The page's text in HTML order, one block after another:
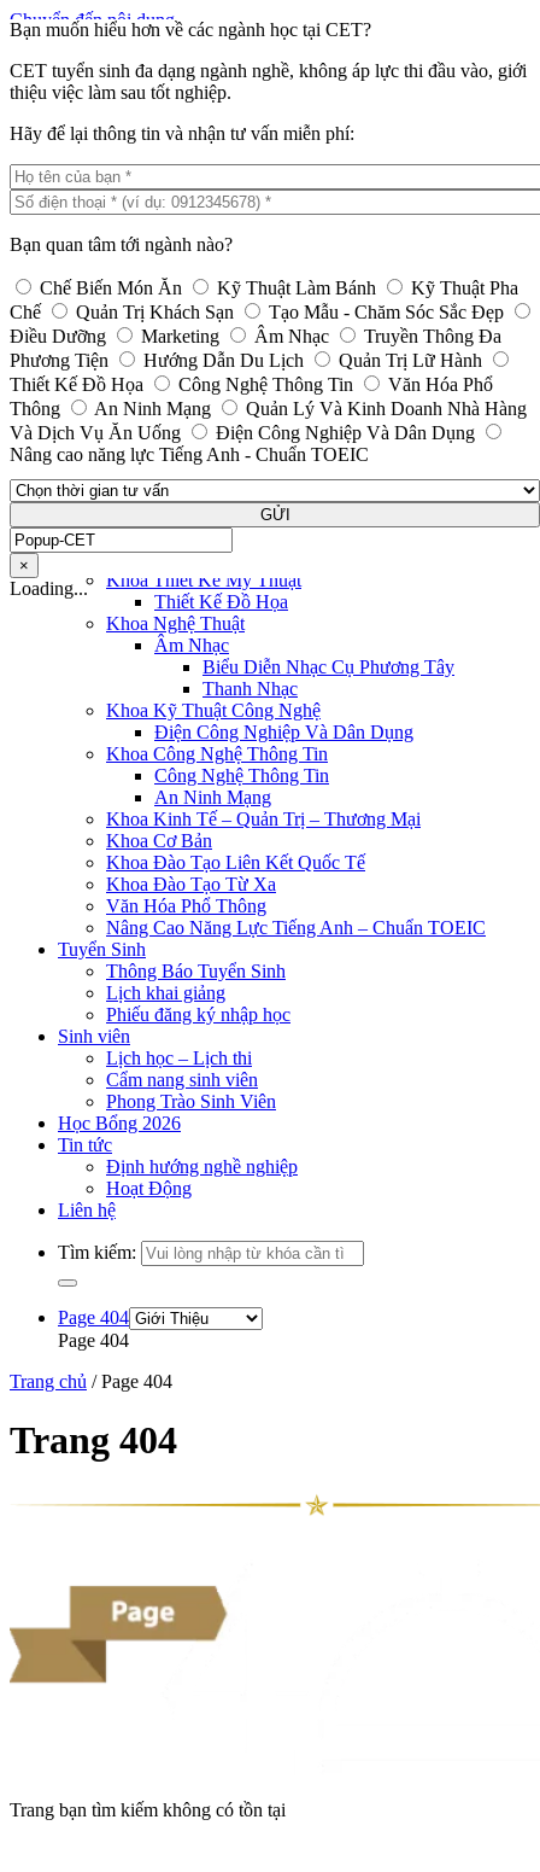
Bạn muốn hiểu hơn về các ngành học tại CET?
CET tuyển sinh đa dạng ngành nghề, không áp lực thi đầu vào, giới
thiệu việc làm sau tốt nghiệp.
Hãy để lại thông tin và nhận tư vấn miễn phí:
Bạn quan tâm tới ngành nào?
Chế Biến Món Ăn Kỹ Thuật Làm Bánh
Kỹ Thuật Pha
Chế
Quản Trị Khách Sạn
Tạo Mẫu - Chăm Sóc Sắc Đẹp
Điều Dưỡng
Marketing Âm Nhạc
Truyền Thông Đa
Phương Tiện
Hướng Dẫn Du Lịch
Quản Trị Lữ Hành
Thiết Kế Đồ Họa
Công Nghệ Thông Tin
Văn Hóa Phổ
Thông
An Ninh Mạng
Quản Lý Và Kinh Doanh Nhà Hàng
Và Dịch Vụ Ăn Uống
Điện Công Nghiệp Và Dân Dụng
Nâng cao năng lực Tiếng Anh - Chuẩn TOEIC
GỬI
×
Loading...
Chuyển đến nội dung
TRƯỜNG TRUNG CẤP KINH TẾ - DU LỊCH
HỒ CHÍ MINH
1800 6552
Email: info@cet.edu.vn
Tìm kiếm:
Trang chủ
Giới thiệu
Cơ sở vật chất
Giá trị bằng cấp
Đào tạo
Khoa Du Lịch – Nhà Hàng – Khách Sạn
Kỹ Thuật Chế Biến Món Ăn
Kỹ Thuật Làm Bánh
Kỹ Thuật Pha Chế Đồ Uống
Quản Trị Khách Sạn
Quản Lý Kinh Doanh Nhà Hàng Và Dịch Vụ
Ăn Uống
Hướng Dẫn Du Lịch
Quản Trị Lữ Hành
Khoa Marketing – Truyền Thông
Truyền Thông Đa Phương Tiện
Marketing
Khoa Chăm Sóc Sức Khỏe Và Sắc Đẹp
Điều Dưỡng
Khoa Thiết Kế Mỹ Thuật
Thiết Kế Đồ Họa
Khoa Nghệ Thuật
Âm Nhạc
Biểu Diễn Nhạc Cụ Phương Tây
Thanh Nhạc
Khoa Kỹ Thuật Công Nghệ
Điện Công Nghiệp Và Dân Dụng
Khoa Công Nghệ Thông Tin
Công Nghệ Thông Tin
An Ninh Mạng
Khoa Kinh Tế – Quản Trị – Thương Mại
Khoa Cơ Bản
Khoa Đào Tạo Liên Kết Quốc Tế
Khoa Đào Tạo Từ Xa
Văn Hóa Phổ Thông
Nâng Cao Năng Lực Tiếng Anh – Chuẩn TOEIC
Tuyển Sinh
Thông Báo Tuyển Sinh
Lịch khai giảng
Phiếu đăng ký nhập học
Sinh viên
Lịch học – Lịch thi
Cẩm nang sinh viên
Phong Trào Sinh Viên
Học Bổng 2026
Tin tức
Định hướng nghề nghiệp
Hoạt Động
Liên hệ
Tìm kiếm:
Page 404
Page 404
Trang chủ / Page 404
Trang 404
Trang bạn tìm kiếm không có tồn tại